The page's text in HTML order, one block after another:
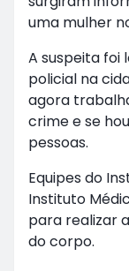
uma mulher
A suspeita foi
policial na
agora
crime e se
pessoas.
Equipes do
Instituto
para realizar
do corpo.